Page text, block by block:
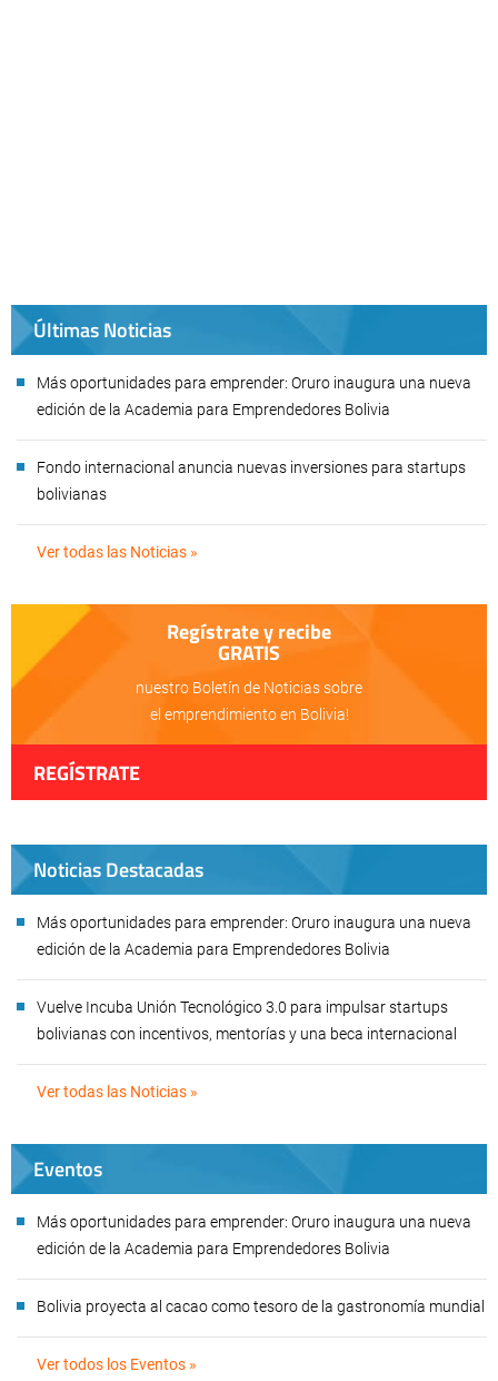
Últimas Noticias
Más oportunidades para emprender: Oruro inaugura una nueva
edición de la Academia para Emprendedores Bolivia
Fondo internacional anuncia nuevas inversiones para startups
bolivianas
Ver todas las Noticias »
Regístrate y recibe
GRATIS
nuestro Boletín de Noticias sobre
el emprendimiento en Bolivia!
REGÍSTRATE
Noticias Destacadas
Más oportunidades para emprender: Oruro inaugura una nueva
edición de la Academia para Emprendedores Bolivia
Vuelve Incuba Unión Tecnológico 3.0 para impulsar startups
bolivianas con incentivos, mentorías y una beca internacional
Ver todas las Noticias »
Eventos
Más oportunidades para emprender: Oruro inaugura una nueva
edición de la Academia para Emprendedores Bolivia
Bolivia proyecta al cacao como tesoro de la gastronomía mundial
Ver todos los Eventos »